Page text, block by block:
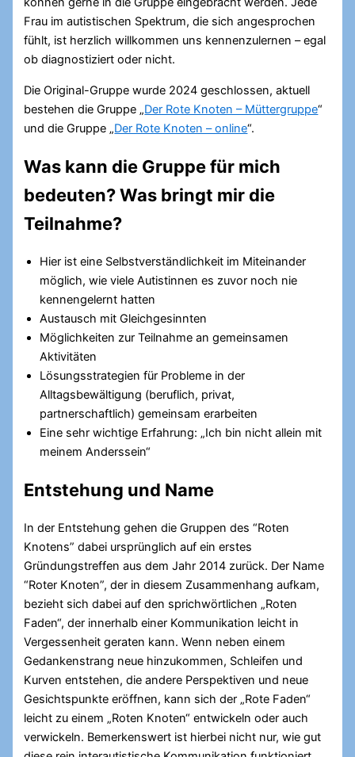
Frau im autistischen Spektrum, die sich angesprochen
fühlt, ist herzlich willkommen uns kennenzulernen – egal
ob diagnostiziert oder nicht.
Die Original-Gruppe wurde 2024 geschlossen, aktuell
bestehen die Gruppe „Der Rote Knoten – Müttergruppe“
und die Gruppe „Der Rote Knoten – online“.
Was kann die Gruppe für mich
bedeuten? Was bringt mir die
Teilnahme?
Hier ist eine Selbstverständlichkeit im Miteinander
möglich, wie viele Autistinnen es zuvor noch nie
kennengelernt hatten
Austausch mit Gleichgesinnten
Möglichkeiten zur Teilnahme an gemeinsamen
Aktivitäten
Lösungsstrategien für Probleme in der
Alltagsbewältigung (beruflich, privat,
partnerschaftlich) gemeinsam erarbeiten
Eine sehr wichtige Erfahrung: „Ich bin nicht allein mit
meinem Anderssein“
Entstehung und Name
In der Entstehung gehen die Gruppen des “Roten
Knotens” dabei ursprünglich auf ein erstes
Gründungstreffen aus dem Jahr 2014 zurück. Der Name
“Roter Knoten”, der in diesem Zusammenhang aufkam,
bezieht sich dabei auf den sprichwörtlichen „Roten
Faden“, der innerhalb einer Kommunikation leicht in
Vergessenheit geraten kann. Wenn neben einem
Gedankenstrang neue hinzukommen, Schleifen und
Kurven entstehen, die andere Perspektiven und neue
Gesichtspunkte eröffnen, kann sich der „Rote Faden“
leicht zu einem „Roten Knoten“ entwickeln oder auch
verwickeln. Bemerkenswert ist hierbei nicht nur, wie gut